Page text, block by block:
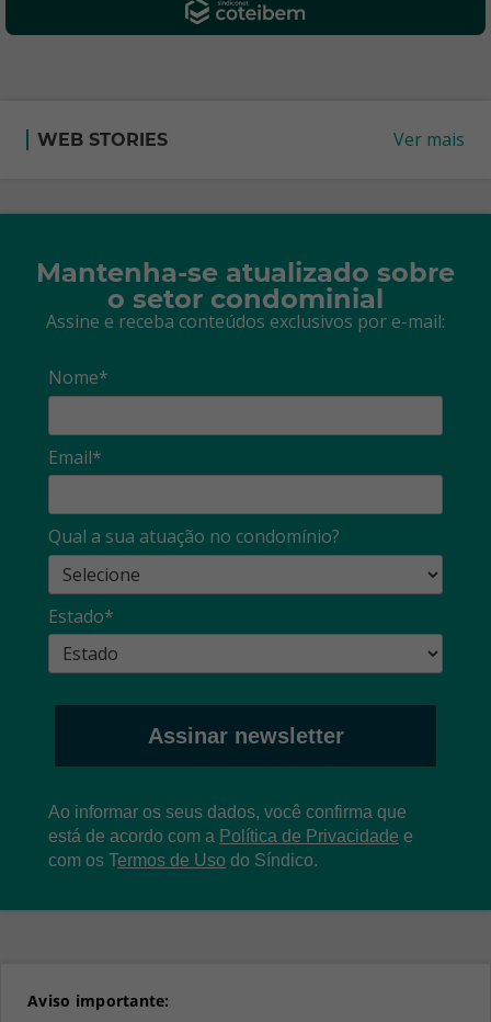
WEB STORIES Ver mais
Mantenha-se atualizado sobre
o setor condominial
Assine e receba conteúdos exclusivos por e-mail:
Nome*
Email*
Qual a sua atuação no condomínio?
Estado*
Assinar newsletter
Ao informar os seus dados, você confirma que
está de acordo com a Política de Privacidade e
com os Termos de Uso do Síndico.
Aviso importante: